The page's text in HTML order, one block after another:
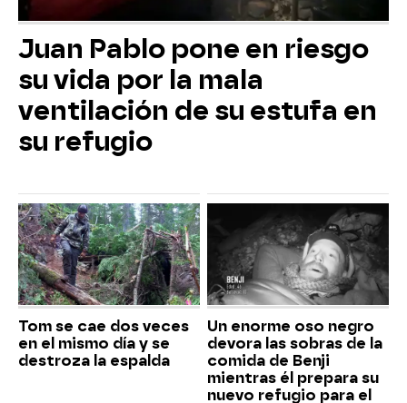
Juan Pablo pone en riesgo
su vida por la mala
ventilación de su estufa en
su refugio
Tom se cae dos veces
en el mismo día y se
destroza la espalda
Un enorme oso negro
devora las sobras de la
comida de Benji
mientras él prepara su
nuevo refugio para el